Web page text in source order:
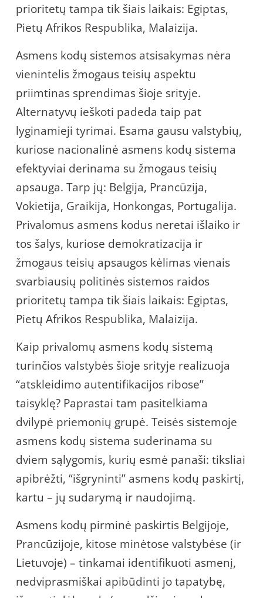
prioritetų tampa tik šiais laikais: Egiptas,
Pietų Afrikos Respublika, Malaizija.
Asmens kodų sistemos atsisakymas nėra
vienintelis žmogaus teisių aspektu
priimtinas sprendimas šioje srityje.
Alternatyvų ieškoti padeda taip pat
lyginamieji tyrimai. Esama gausu valstybių,
kuriose nacionalinė asmens kodų sistema
efektyviai derinama su žmogaus teisių
apsauga. Tarp jų: Belgija, Prancūzija,
Vokietija, Graikija, Honkongas, Portugalija.
Privalomus asmens kodus neretai išlaiko ir
tos šalys, kuriose demokratizacija ir
žmogaus teisių apsaugos kėlimas vienais
svarbiausių politinės sistemos raidos
prioritetų tampa tik šiais laikais: Egiptas,
Pietų Afrikos Respublika, Malaizija.
Kaip privalomų asmens kodų sistemą
turinčios valstybės šioje srityje realizuoja
“atskleidimo autentifikacijos ribose”
taisyklę? Paprastai tam pasitelkiama
dvilypė priemonių grupė. Teisės sistemoje
asmens kodų sistema suderinama su
dviem sąlygomis, kurių esmė panaši: tiksliai
apibrėžti, “išgryninti” asmens kodų paskirtį,
kartu – jų sudarymą ir naudojimą.
Asmens kodų pirminė paskirtis Belgijoje,
Prancūzijoje, kitose minėtose valstybėse (ir
Lietuvoje) – tinkamai identifikuoti asmenį,
nedviprasmiškai apibūdinti jo tapatybę,